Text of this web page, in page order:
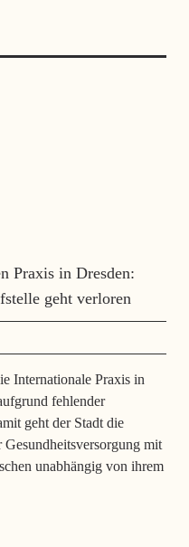
Praxis in Dresden:
geht verloren
Internationale Praxis in
fehlender
geht der Stadt die
mit
unabhängig von ihrem